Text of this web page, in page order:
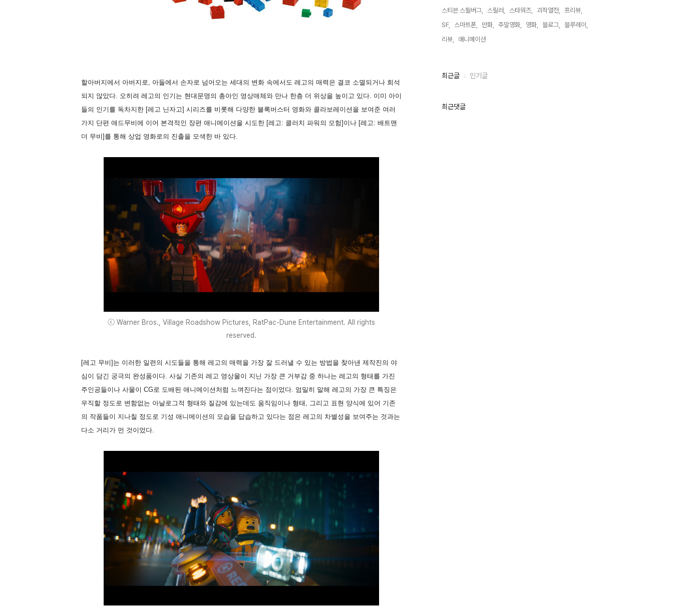
할아버지에서 아버지로, 아들에서 손자로 넘어오는 세대의 변화 속에서도 레고의 매력은 결코 소멸되거나 희석
되지 않았다. 오히려 레고의 인기는 현대문명의 총아인 영상매체와 만나 한층 더 위상을 높이고 있다. 이미 아이
들의 인기를 독차지한 [레고 닌자고] 시리즈를 비롯해 다양한 블록버스터 영화와 콜라보레이션을 보여준 여러
가지 단편 애드무비에 이어 본격적인 장편 애니메이션을 시도한 [레고: 클러치 파워의 모험]이나 [레고: 배트맨
더 무비]를 통해 상업 영화로의 진출을 모색한 바 있다.
ⓒ Warner Bros., Village Roadshow Pictures, RatPac-Dune Entertainment. All rights
reserved.
[레고 무비]는 이러한 일련의 시도들을 통해 레고의 매력을 가장 잘 드러낼 수 있는 방법을 찾아낸 제작진의 야
심이 담긴 궁극의 완성품이다. 사실 기존의 레고 영상물이 지닌 가장 큰 거부감 중 하나는 레고의 형태를 가진
주인공들이나 사물이 CG로 도배된 애니메이션처럼 느껴진다는 점이었다. 엄밀히 말해 레고의 가장 큰 특징은
우직할 정도로 변함없는 아날로그적 형태와 질감에 있는데도 움직임이나 형태, 그리고 표현 양식에 있어 기존
의 작품들이 지나칠 정도로 기성 애니메이션의 모습을 답습하고 있다는 점은 레고의 차별성을 보여주는 것과는
다소 거리가 먼 것이었다.
스티븐 스필버그,
스릴러, 스타워즈, 괴작열전,
프리뷰,
SF,
스마트폰, 만화, 주말영화, 영화, 블로그,
블루레이,
리뷰,
애니메이션,
최
인
최근글 인기글
최근댓글